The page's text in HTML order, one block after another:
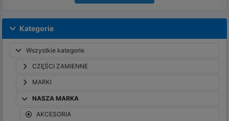
Kategorie
Wszystkie kategorie
CZĘŚCI ZAMIENNE
MARKI
NASZA MARKA
AKCESORIA